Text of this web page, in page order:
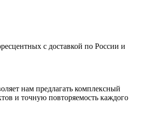
с доставкой по России и
нам предлагать комплексный
и точную повторяемость каждого